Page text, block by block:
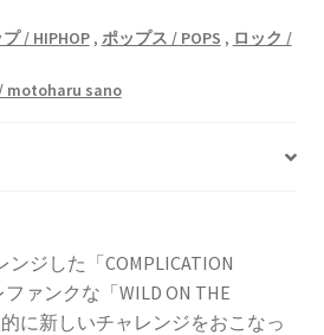
/ HIPHOP, ポップス / POPS , ロック /
motoharu sano
ジした「COMPLICATION
ァンクな「WILD ON THE
に新しいチャレンジをおこなっ